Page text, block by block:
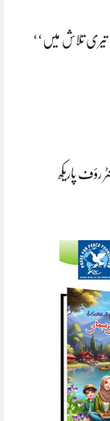
تیری تلاش میں‘‘
رؤف پاریکھ